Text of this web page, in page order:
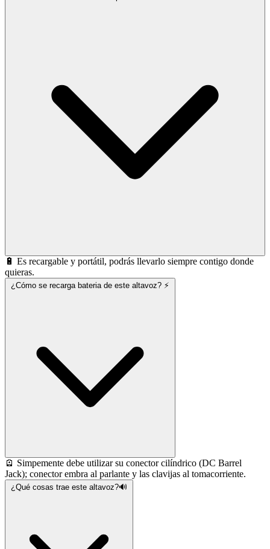
🔋 Es recargable y portátil, podrás llevarlo siempre contigo donde
quieras.
¿Cómo se recarga bateria de este altavoz? ⚡
🪫 Simpemente debe utilizar su conector cilíndrico (DC Barrel
Jack); conector embra al parlante y las clavijas al tomacorriente.
¿Qué cosas trae este altavoz?🔊